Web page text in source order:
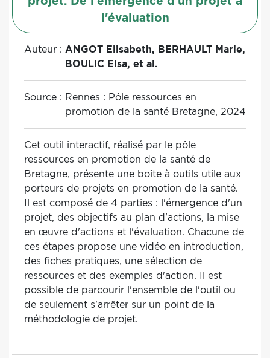
l'évaluation
Auteur : ANGOT Elisabeth, BERHAULT Marie,
BOULIC Elsa, et al.
Source : Rennes : Pôle ressources en
promotion de la santé Bretagne, 2024
Cet outil interactif, réalisé par le pôle
ressources en promotion de la santé de
Bretagne, présente une boîte à outils utile aux
porteurs de projets en promotion de la santé.
Il est composé de 4 parties : l'émergence d'un
projet, des objectifs au plan d'actions, la mise
en œuvre d'actions et l'évaluation. Chacune de
ces étapes propose une vidéo en introduction,
des fiches pratiques, une sélection de
ressources et des exemples d'action. Il est
possible de parcourir l'ensemble de l'outil ou
de seulement s'arrêter sur un point de la
méthodologie de projet.